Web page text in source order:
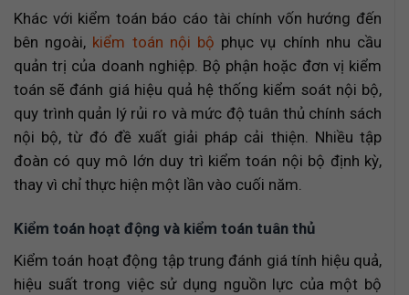
Khác với kiểm toán báo cáo tài chính vốn hướng đến
bên ngoài, kiểm toán nội bộ phục vụ chính nhu cầu
quản trị của doanh nghiệp. Bộ phận hoặc đơn vị kiểm
toán sẽ đánh giá hiệu quả hệ thống kiểm soát nội bộ,
quy trình quản lý rủi ro và mức độ tuân thủ chính sách
nội bộ, từ đó đề xuất giải pháp cải thiện. Nhiều tập
đoàn có quy mô lớn duy trì kiểm toán nội bộ định kỳ,
thay vì chỉ thực hiện một lần vào cuối năm.
Kiểm toán hoạt động và kiểm toán tuân thủ
Kiểm toán hoạt động tập trung đánh giá tính hiệu quả,
hiệu suất trong việc sử dụng nguồn lực của một bộ